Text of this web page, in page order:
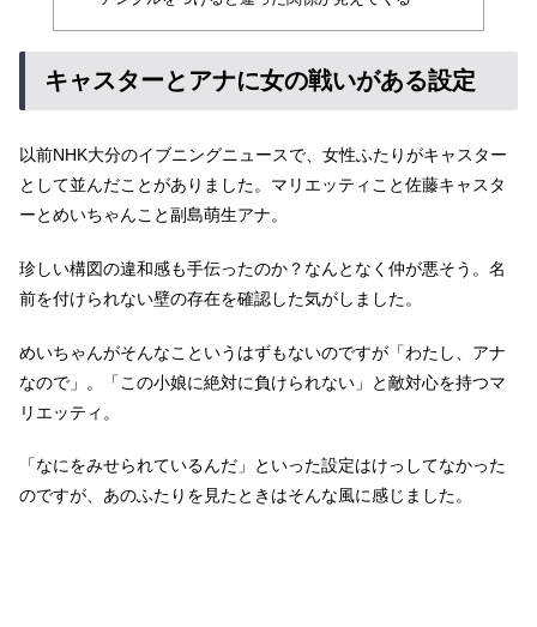
キャスターとアナに女の戦いがある設定
以前NHK大分のイブニングニュースで、女性ふたりがキャスター
として並んだことがありました。マリエッティこと佐藤キャスタ
ーとめいちゃんこと副島萌生アナ。
珍しい構図の違和感も手伝ったのか？なんとなく仲が悪そう。名
前を付けられない壁の存在を確認した気がしました。
めいちゃんがそんなこというはずもないのですが「わたし、アナ
なので」。「この小娘に絶対に負けられない」と敵対心を持つマ
リエッティ。
「なにをみせられているんだ」といった設定はけっしてなかった
のですが、あのふたりを見たときはそんな風に感じました。